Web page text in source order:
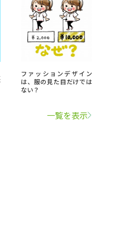
ファッションデザイン
は、服の見た目だけでは
ない？
一覧を表示